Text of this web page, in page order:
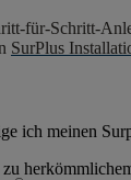
für-Schritt-
SurPlus
ich meinen